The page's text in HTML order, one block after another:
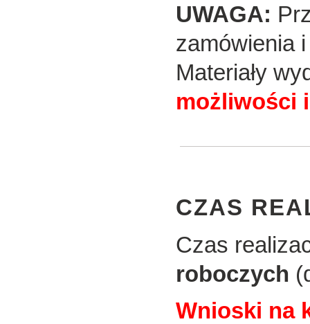
UWAGA:
zamówienia
Materiały
możliwości
CZAS
Czas
roboczych
Wnioski na